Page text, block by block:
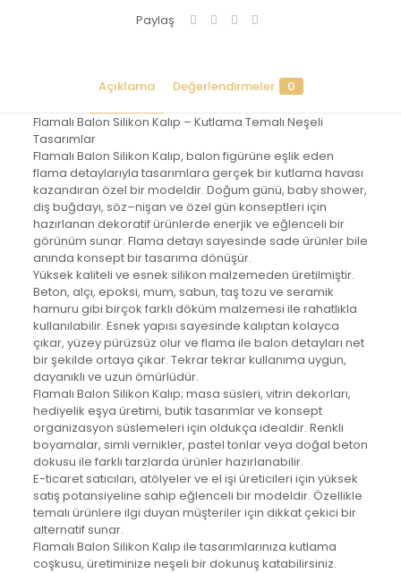
Paylaş
Açıklama Değerlendirmeler 0
Flamalı Balon Silikon Kalıp – Kutlama Temalı Neşeli
Tasarımlar
Flamalı Balon Silikon Kalıp, balon figürüne eşlik eden
flama detaylarıyla tasarımlara gerçek bir kutlama havası
kazandıran özel bir modeldir. Doğum günü, baby shower,
diş buğdayı, söz–nişan ve özel gün konseptleri için
hazırlanan dekoratif ürünlerde enerjik ve eğlenceli bir
görünüm sunar. Flama detayı sayesinde sade ürünler bile
anında konsept bir tasarıma dönüşür.
Yüksek kaliteli ve esnek silikon malzemeden üretilmiştir.
Beton, alçı, epoksi, mum, sabun, taş tozu ve seramik
hamuru gibi birçok farklı döküm malzemesi ile rahatlıkla
kullanılabilir. Esnek yapısı sayesinde kalıptan kolayca
çıkar, yüzey pürüzsüz olur ve flama ile balon detayları net
bir şekilde ortaya çıkar. Tekrar tekrar kullanıma uygun,
dayanıklı ve uzun ömürlüdür.
Flamalı Balon Silikon Kalıp; masa süsleri, vitrin dekorları,
hediyelik eşya üretimi, butik tasarımlar ve konsept
organizasyon süslemeleri için oldukça idealdir. Renkli
boyamalar, simli vernikler, pastel tonlar veya doğal beton
dokusu ile farklı tarzlarda ürünler hazırlanabilir.
E-ticaret satıcıları, atölyeler ve el işi üreticileri için yüksek
satış potansiyeline sahip eğlenceli bir modeldir. Özellikle
temalı ürünlere ilgi duyan müşteriler için dikkat çekici bir
alternatif sunar.
Flamalı Balon Silikon Kalıp ile tasarımlarınıza kutlama
coşkusu, üretiminize neşeli bir dokunuş katabilirsiniz.